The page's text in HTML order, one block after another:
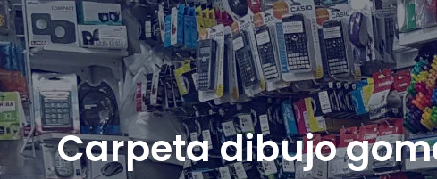
Carpeta dibujo